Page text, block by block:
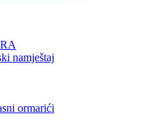
ormarići